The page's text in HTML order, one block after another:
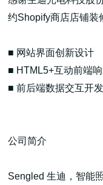
广告大片形式
约Shopify商店店铺装
■ 网站界面创新设计
■ HTML5+互动前端
■ 前后端数据交互开发
公司简介
Sengled 生迪，智能